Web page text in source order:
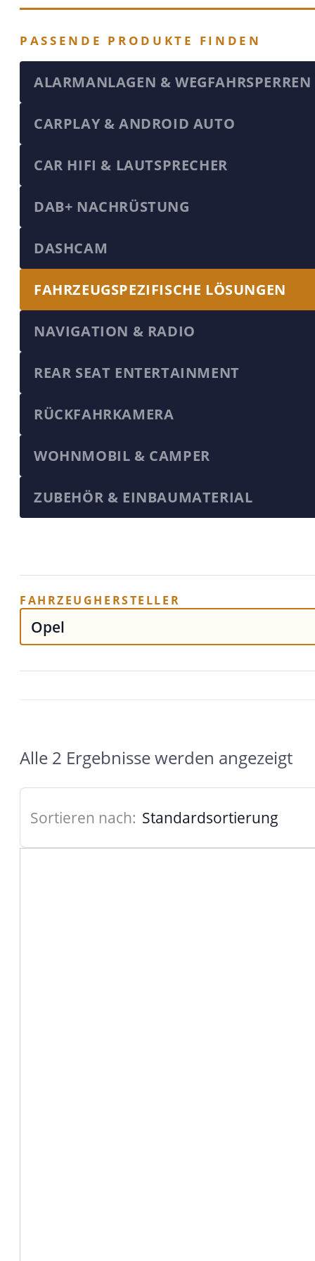
PASSENDE PRODUKTE FINDEN
ALARMANLAGEN & WEGFAHRSPERREN
CARPLAY & ANDROID AUTO
CAR HIFI & LAUTSPRECHER
DAB+ NACHRÜSTUNG
DASHCAM
FAHRZEUGSPEZIFISCHE LÖSUNGEN
NAVIGATION & RADIO
REAR SEAT ENTERTAINMENT
RÜCKFAHRKAMERA
WOHNMOBIL & CAMPER
ZUBEHÖR & EINBAUMATERIAL
FAHRZEUGHERSTELLER
Alle 2 Ergebnisse werden angezeigt
Sortieren nach: